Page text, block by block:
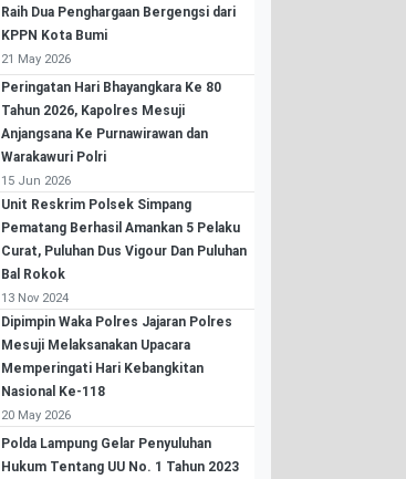
Raih Dua Penghargaan Bergengsi dari
KPPN Kota Bumi
21 May 2026
Peringatan Hari Bhayangkara Ke 80
Tahun 2026, Kapolres Mesuji
Anjangsana Ke Purnawirawan dan
Warakawuri Polri
15 Jun 2026
Unit Reskrim Polsek Simpang
Pematang Berhasil Amankan 5 Pelaku
Curat, Puluhan Dus Vigour Dan Puluhan
Bal Rokok
13 Nov 2024
Dipimpin Waka Polres Jajaran Polres
Mesuji Melaksanakan Upacara
Memperingati Hari Kebangkitan
Nasional Ke-118
20 May 2026
Polda Lampung Gelar Penyuluhan
Hukum Tentang UU No. 1 Tahun 2023